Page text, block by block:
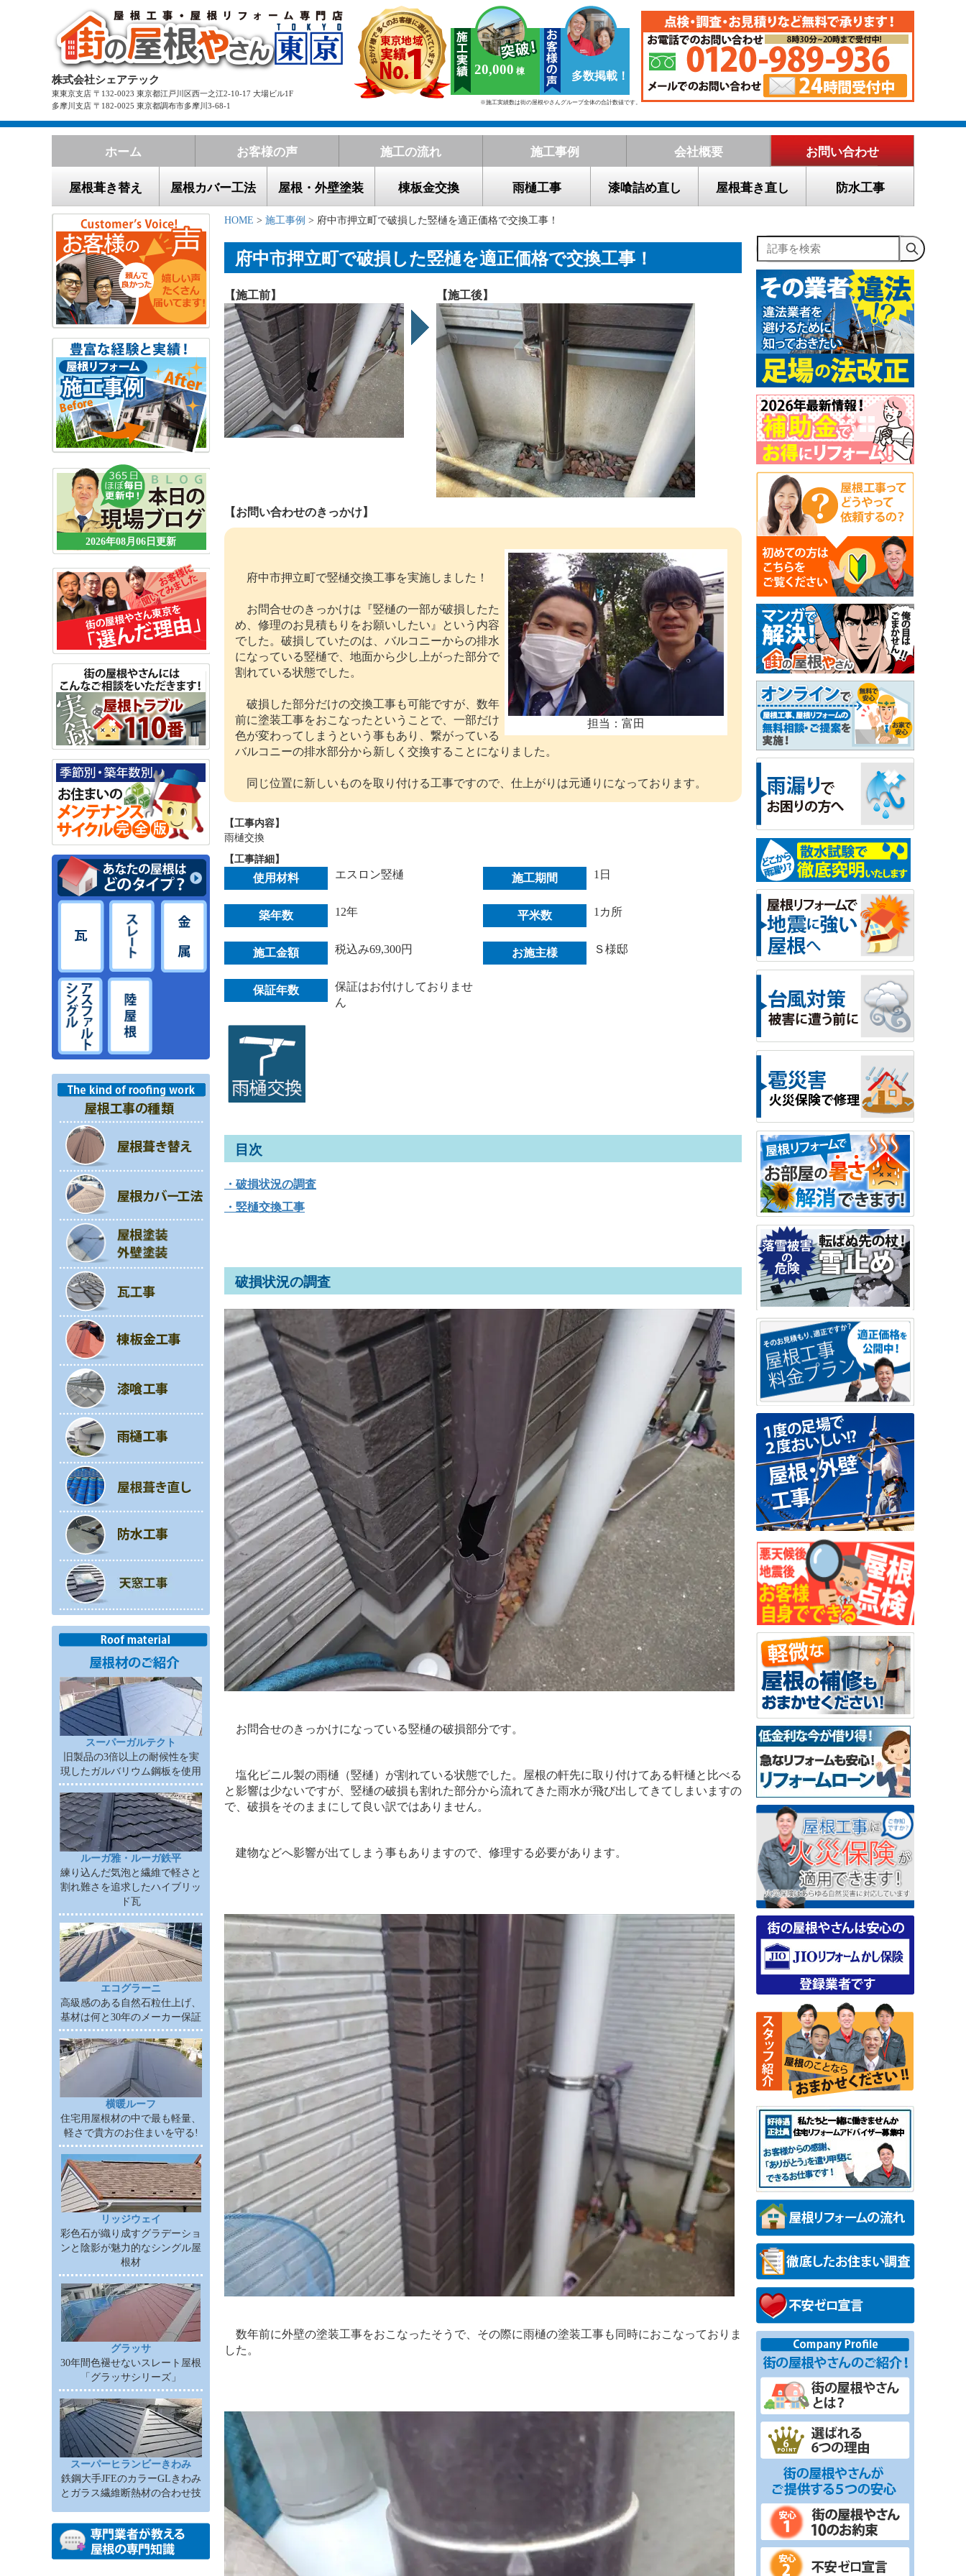
株式会社シェアテック
東東京支店 〒132-0023 東京都江戸川区西一之江2-10-17 大場ビル1F
多摩川支店 〒182-0025 東京都調布市多摩川3-68-1
20,000 多数掲載！
※施工実績数は街の屋根やさんグループ全体の合計数値です。
ホーム お客様の声 施工の流れ 施工事例 会社概要 お問い合わせ
屋根葺き替え 屋根カバー工法 屋根・外壁塗装 棟板金交換 雨樋工事 漆喰詰め直し 屋根葺き直し 防水工事
2026年08月06日更新
スーパーガルテクト
旧製品の3倍以上の耐候性を実
現したガルバリウム鋼板を使用
ルーガ雅・ルーガ鉄平
練り込んだ気泡と繊維で軽さと
割れ難さを追求したハイブリッ
ド瓦
エコグラーニ
高級感のある自然石粒仕上げ、
基材は何と30年のメーカー保証
横暖ルーフ
住宅用屋根材の中で最も軽量、
軽さで貴方のお住まいを守る!
リッジウェイ
彩色石が織り成すグラデーショ
ンと陰影が魅力的なシングル屋
根材
グラッサ
30年間色褪せないスレート屋根
「グラッサシリーズ」
スーパーヒランビーきわみ
鉄鋼大手JFEのカラーGLきわみ
とガラス繊維断熱材の合わせ技
HOME > 施工事例 > 府中市押立町で破損した竪樋を適正価格で交換工事！
府中市押立町で破損した竪樋を適正価格で交換工事！
【施工前】 【施工後】
【お問い合わせのきっかけ】
担当：富田
府中市押立町で竪樋交換工事を実施しました！
お問合せのきっかけは『竪樋の一部が破損したた
め、修理のお見積もりをお願いしたい』という内容
でした。破損していたのは、バルコニーからの排水
になっている竪樋で、地面から少し上がった部分で
割れている状態でした。
破損した部分だけの交換工事も可能ですが、数年
前に塗装工事をおこなったということで、一部だけ
色が変わってしまうという事もあり、繋がっている
バルコニーの排水部分から新しく交換することになりました。
同じ位置に新しいものを取り付ける工事ですので、仕上がりは元通りになっております。
【工事内容】
雨樋交換
【工事詳細】
使用材料 エスロン竪樋 施工期間 1日
築年数 12年 平米数 1カ所
施工金額 税込み69,300円 お施主様 Ｓ様邸
保証年数
保証はお付けしておりませ
ん
目次
・破損状況の調査
・竪樋交換工事
破損状況の調査
お問合せのきっかけになっている竪樋の破損部分です。
塩化ビニル製の雨樋（竪樋）が割れている状態でした。屋根の軒先に取り付けてある軒樋と比べる
と影響は少ないですが、竪樋の破損も割れた部分から流れてきた雨水が飛び出してきてしまいますの
で、破損をそのままにして良い訳ではありません。
建物などへ影響が出てしまう事もありますので、修理する必要があります。
数年前に外壁の塗装工事をおこなったそうで、その際に雨樋の塗装工事も同時におこなっておりま
した。
記事を検索